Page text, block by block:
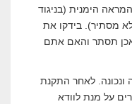
הימנית (בניגוד
מסתיר). בידקו את
תסתר והאם אתם
ונכונה. לאחר התקנת
על מנת לוודא